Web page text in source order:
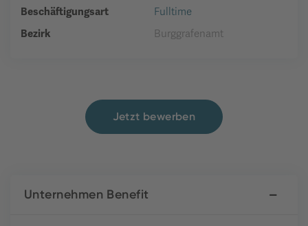
Beschäftigungsart
Fulltime
Bezirk
Burggrafenamt
Jetzt bewerben
Unternehmen Benefit